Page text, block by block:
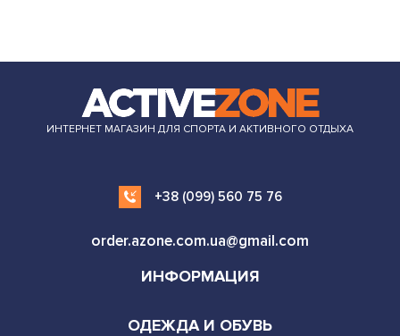
ИНТЕРНЕТ МАГАЗИН ДЛЯ СПОРТА И АКТИВНОГО ОТДЫХА
+38 (099) 560 75 76
order.azone.com.ua@gmail.com
ИНФОРМАЦИЯ
ОДЕЖДА И ОБУВЬ